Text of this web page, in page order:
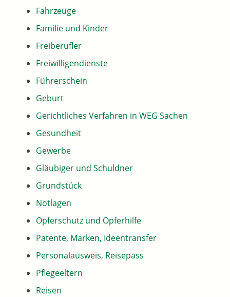
Fahrzeuge
Familie und Kinder
Freiberufler
Freiwilligendienste
Führerschein
Geburt
Gerichtliches Verfahren in WEG Sachen
Gesundheit
Gewerbe
Gläubiger und Schuldner
Grundstück
Notlagen
Opferschutz und Opferhilfe
Patente, Marken, Ideentransfer
Personalausweis, Reisepass
Pflegeeltern
Reisen